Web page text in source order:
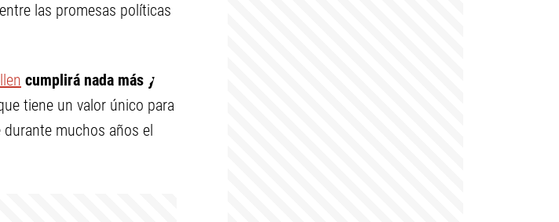
las promesas políticas
cumplirá nada más y
tiene un valor único para
muchos años el